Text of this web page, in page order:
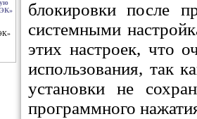
блокировки после
системными
этих настроек, что
использования, так
установки не
программного